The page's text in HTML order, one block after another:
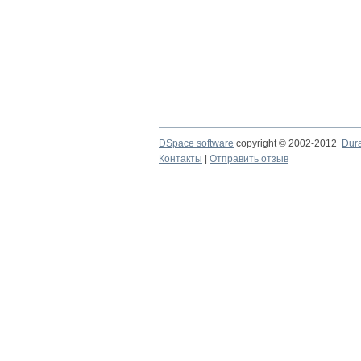
DSpace software copyright © 2002-2012
Контакты
Отправить отзыв